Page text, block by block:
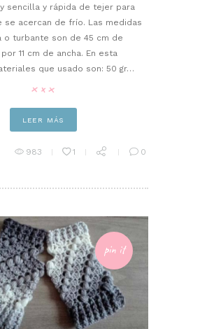
sencilla y rápida de tejer para
se acercan de frío. Las medidas
o turbante son de 45 cm de
11 cm de ancha. En esta
que usado son: 50 gr…
LEER MÁS
983 1 0
pin it